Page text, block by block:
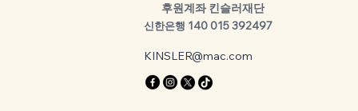
​후원계좌 킨슬러재단
신한은행 140 015 392497
KINSLER@mac.com